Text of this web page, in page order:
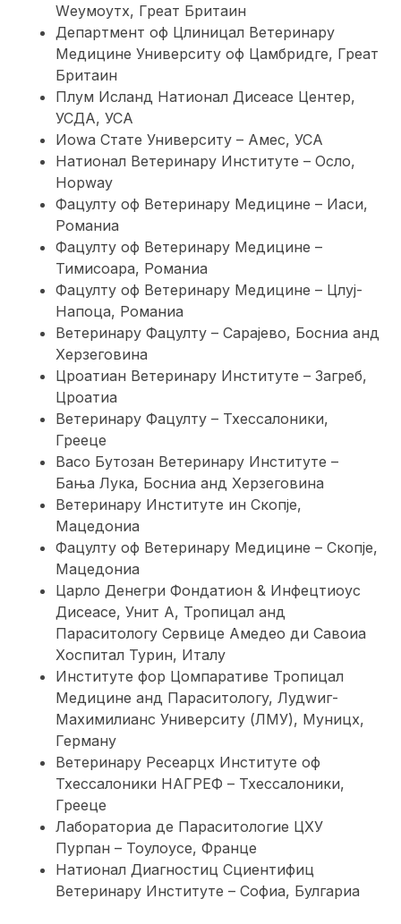
Wеyмоутх, Греат Бритаин
Департмент оф Цлиницал Ветеринарy
Медицине Университy оф Цамбридге, Греат
Бритаин
Плум Исланд Натионал Дисеасе Центер,
УСДА, УСА
Иоwа Стате Университy – Амес, УСА
Натионал Ветеринарy Институте – Осло,
Норwаy
Фацултy оф Ветеринарy Медицине – Иаси,
Романиа
Фацултy оф Ветеринарy Медицине –
Тимисоара, Романиа
Фацултy оф Ветеринарy Медицине – Цлуј-
Напоца, Романиа
Ветеринарy Фацултy – Сарајево, Босниа анд
Херзеговина
Цроатиан Ветеринарy Институте – Загреб,
Цроатиа
Ветеринарy Фацултy – Тхессалоники,
Грееце
Васо Бутозан Ветеринарy Институте –
Бања Лука, Босниа анд Херзеговина
Ветеринарy Институте ин Скопје,
Мацедониа
Фацултy оф Ветеринарy Медицине – Скопје,
Мацедониа
Царло Денегри Фондатион & Инфецтиоус
Дисеасе, Унит А, Тропицал анд
Параситологy Сервице Амедео ди Савоиа
Хоспитал Турин, Италy
Институте фор Цомпаративе Тропицал
Медицине анд Параситологy, Лудwиг-
Маxимилианс Университy (ЛМУ), Муницх,
Германy
Ветеринарy Ресеарцх Институте оф
Тхессалоники НАГРЕФ – Тхессалоники,
Грееце
Лабораториа де Параситологие ЦХУ
Пурпан – Тоулоусе, Франце
Натионал Диагностиц Сциентифиц
Ветеринарy Институте – Софиа, Булгариа